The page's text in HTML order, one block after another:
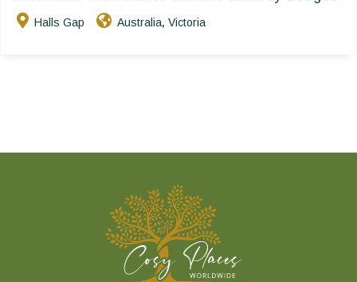
Halls Gap Australia, Victoria